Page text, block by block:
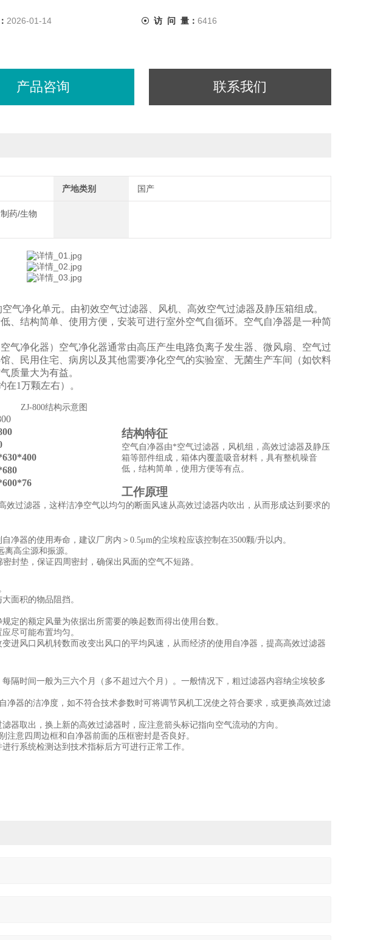
2026-01-14 访 问 量： 6416
产品咨询 联系我们
产地类别 国产
药/生物
气净化单元。由初效空气过滤器、风机、高效空气过滤器及静压箱组成。
、结构简单、使用方便，安装可进行室外空气自循环。空气自净器是一种简
气净化器） 空气净化器通常由高压产生电路负离子发生器、微风扇、 空气过
、民用住宅、病房以及其他需要净化空气的实验室、无菌生产车间（如饮料
质量大为有益。
1万颗左右）。
ZJ-800结构示意图
00
结构特征
空气自净器由*空气过滤器，风机组，高效过滤器及静压
箱等部件组成，箱体内覆盖吸音材料，具有整机噪音
低，结构简单，使用方便等有点。
工作原理
过滤器，这样洁净空气以均匀的断面风速从高效过滤器内吹出，从而形成达到要求的
净器的使用寿命，建议厂房内＞0.5μm的尘埃粒应该控制在3500颗/升以内。
高尘源和振源。
封垫，保证四周密封，确保出风面的空气不短路。
面积的物品阻挡。
定的额定风量为依据出所需要的唤起数而得出使用台数。
尽可能布置均匀。
进风口风机转数而改变出风口的平均风速，从而经济的使用自净器，提高高效过滤器
隔时间一般为三六个月（多不超过六个月）。一般情况下，粗过滤器内容纳尘埃较多
净器的洁净度，如不符合技术参数时可将调节风机工况使之符合要求，或更换高效过滤
器取出，换上新的高效过滤器时，应注意箭头标记指向空气流动的方向。
意四周边框和自净器前面的压框密封是否良好。
行系统检测达到技术指标后方可进行正常工作。